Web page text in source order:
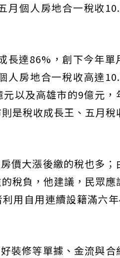
月個人房地合一稅收
長達86%，創下今年單
人房地合一稅收高達
以及高雄市的9億元，
是稅收成長王、五月稅
價大漲後繳的稅也多；
稅負，他建議，民眾應
用自用連續設籍滿六
裝修等單據、金流與合